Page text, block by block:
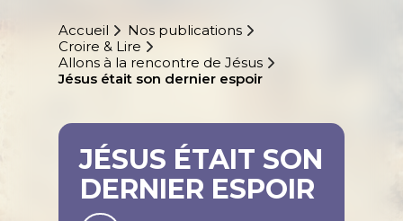
Accueil
Nos publications
Croire & Lire
Allons à la rencontre de Jésus
Jésus était son dernier espoir
JÉSUS ÉTAIT SON
DERNIER ESPOIR